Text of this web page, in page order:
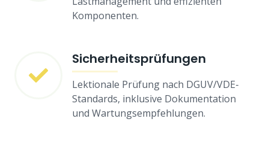
Komponenten.
Sicherheitsprüfungen
Lektionale Prüfung nach DGUV/VDE-
Standards, inklusive Dokumentation
und Wartungsempfehlungen.